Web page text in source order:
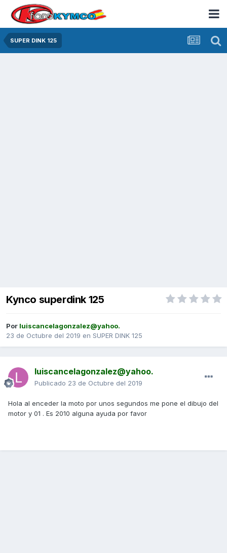
SUPER DINK 125
Kynco superdink 125
Por luiscancelagonzalez@yahoo.
23 de Octubre del 2019 en SUPER DINK 125
luiscancelagonzalez@yahoo.
Publicado 23 de Octubre del 2019
Hola al enceder la moto por unos segundos me pone el dibujo del
motor y 01 . Es 2010 alguna ayuda por favor